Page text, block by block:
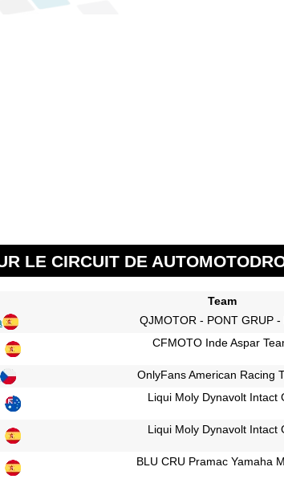
LE CIRCUIT DE
Team
QJMOTOR - PONT GRUP -
CFMOTO Inde Aspar
OnlyFans American Racing
Liqui Moly Dynavolt Intact
Liqui Moly Dynavolt Intact
BLU CRU Pramac Yamaha